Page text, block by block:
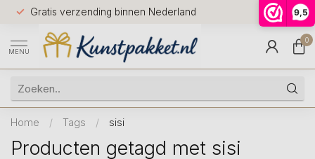
9,5
Gratis verzending binnen Nederland
Voor
huis
9.5
MENU
0
Home / Tags / sisi
Producten getagd met sisi